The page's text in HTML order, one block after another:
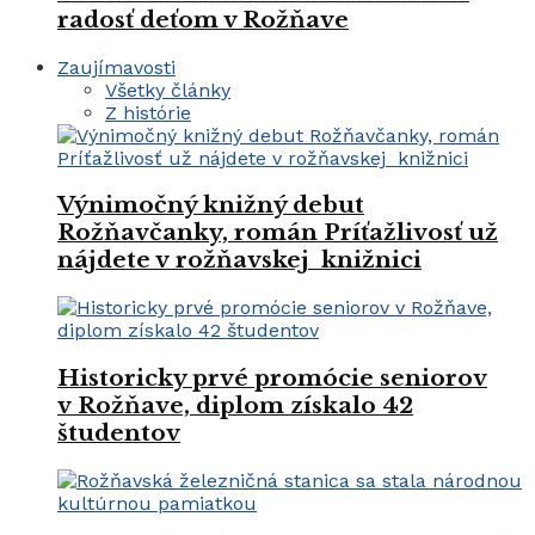
radosť deťom v Rožňave
Zaujímavosti
Všetky články
Z histórie
Výnimočný knižný debut
Rožňavčanky, román Príťažlivosť už
nájdete v rožňavskej knižnici
Historicky prvé promócie seniorov
v Rožňave, diplom získalo 42
študentov